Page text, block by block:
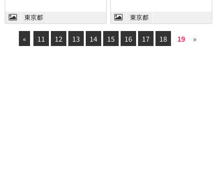
東京都 東京都
« 11 12 13 14 15 16 17 18 19 »